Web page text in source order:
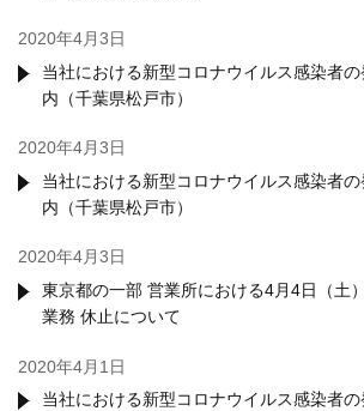
2020年4月3日
当社における新型コロナウイルス感染者
内（千葉県松戸市）
2020年4月3日
当社における新型コロナウイルス感染者
内（千葉県松戸市）
2020年4月3日
東京都の一部 営業所における4月4日（土
業務 休止について
2020年4月1日
当社における新型コロナウイルス感染者